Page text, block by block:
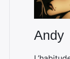
Andy